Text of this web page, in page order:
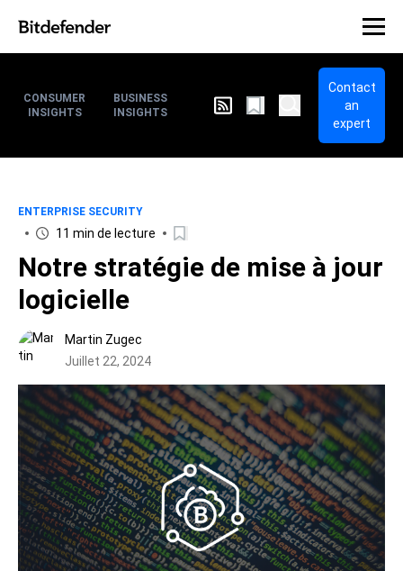
CONSUMER
INSIGHTS
BUSINESS
INSIGHTS
Contact
an
expert
ENTERPRISE SECURITY
11 min de lecture
Notre stratégie de mise à jour
logicielle
Martin Zugec
Juillet 22, 2024